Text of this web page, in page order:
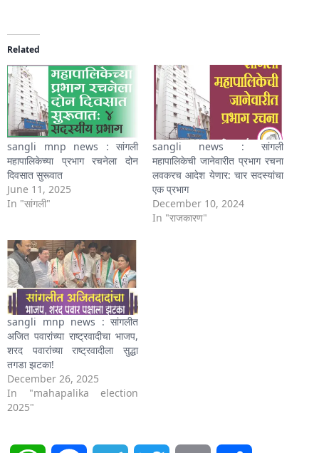
Related
sangli mnp news : सांगली
महापालिकेच्या प्रभाग रचनेला दोन
दिवसात सुरूवात
June 11, 2025
In "सांगली"
sangli news : सांगली
महापालिकेची जानेवारीत प्रभाग रचना
लवकरच आदेश येणार: चार सदस्यांचा
एक प्रभाग
December 10, 2024
In "राजकारण"
sangli mnp news : सांगलीत
अजित पवारांच्या राष्ट्रवादीचा भाजप,
शरद पवारांच्या राष्ट्रवादीला सुद्धा
तगडा झटका!
December 26, 2025
In "mahapalika election
2025"